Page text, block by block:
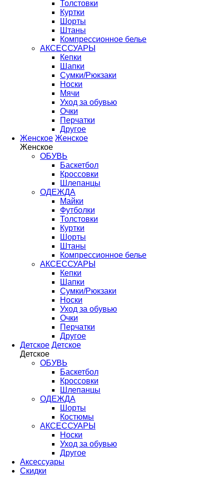
Толстовки
Куртки
Шорты
Штаны
Компрессионное белье
АКСЕССУАРЫ
Кепки
Шапки
Сумки/Рюкзаки
Носки
Мячи
Уход за обувью
Очки
Перчатки
Другое
Женское Женское
Женское
ОБУВЬ
Баскетбол
Кроссовки
Шлепанцы
ОДЕЖДА
Майки
Футболки
Толстовки
Куртки
Шорты
Штаны
Компрессионное белье
АКСЕССУАРЫ
Кепки
Шапки
Сумки/Рюкзаки
Носки
Уход за обувью
Очки
Перчатки
Другое
Детское Детское
Детское
ОБУВЬ
Баскетбол
Кроссовки
Шлепанцы
ОДЕЖДА
Шорты
Костюмы
АКСЕССУАРЫ
Носки
Уход за обувью
Другое
Аксессуары
Скидки